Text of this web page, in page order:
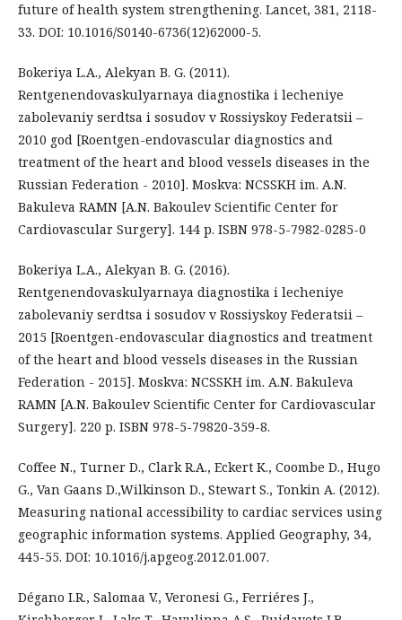
future of health system strengthening. Lancet, 381, 2118-
33. DOI: 10.1016/S0140-6736(12)62000-5.
Bokeriya L.A., Alekyan B. G. (2011).
Rentgenendovaskulyarnaya diagnostika i lecheniye
zabolevaniy serdtsa i sosudov v Rossiyskoy Federatsii –
2010 god [Roentgen-endovascular diagnostics and
treatment of the heart and blood vessels diseases in the
Russian Federation - 2010]. Moskva: NCSSKH im. A.N.
Bakuleva RAMN [A.N. Bakoulev Scientiﬁc Center for
Cardiovascular Surgery]. 144 p. ISBN 978-5-7982-0285-0
Bokeriya L.A., Alekyan B. G. (2016).
Rentgenendovaskulyarnaya diagnostika i lecheniye
zabolevaniy serdtsa i sosudov v Rossiyskoy Federatsii –
2015 [Roentgen-endovascular diagnostics and treatment
of the heart and blood vessels diseases in the Russian
Federation - 2015]. Moskva: NCSSKH im. A.N. Bakuleva
RAMN [A.N. Bakoulev Scientiﬁc Center for Cardiovascular
Surgery]. 220 p. ISBN 978-5-79820-359-8.
Coffee N., Turner D., Clark R.A., Eckert K., Coombe D., Hugo
G., Van Gaans D.,Wilkinson D., Stewart S., Tonkin A. (2012).
Measuring national accessibility to cardiac services using
geographic information systems. Applied Geography, 34,
445-55. DOI: 10.1016/j.apgeog.2012.01.007.
Dégano I.R., Salomaa V., Veronesi G., Ferriéres J.,